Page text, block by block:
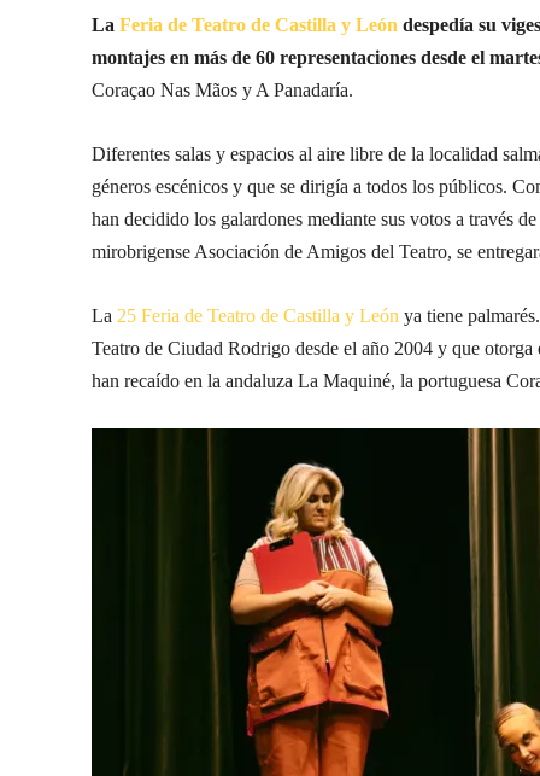
La Feria de Teatro de Castilla y León despedía su
montajes en más de 60 representaciones desde el
Coraçao Nas Mãos y A Panadaría.
Diferentes salas y espacios al aire libre de la localidad
géneros escénicos y que se dirigía a todos los públicos.
han decidido los galardones mediante sus votos a través
mirobrigense Asociación de Amigos del Teatro, se
La 25 Feria de Teatro de Castilla y León ya tiene
Teatro de Ciudad Rodrigo desde el año 2004 y que
han recaído en la andaluza La Maquiné, la portuguesa